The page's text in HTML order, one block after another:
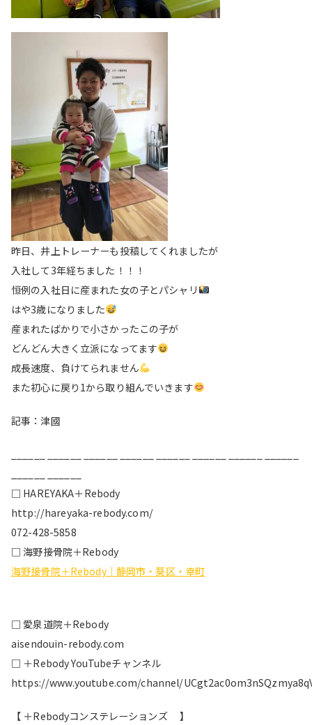
昨日、井上トレーナーも投稿してくれましたが
入社して3年経ちました！！！
恒例の入社日に産まれた女の子とパシャリ
はや3歳になりました
産まれたばかりで小さかったこの子が
どんどん大きく立派になってます
成長速度、負けてられません
また初心に戻り1から取り組んでいきます
記事：津國
□ HAREYAKA＋Rebody
http://hareyaka-rebody.com/
072-428-5858
□ 海野接骨院＋Rebody
海野接骨院＋Rebody｜静岡市・葵区・幸町
□ 愛泉道院＋Rebody
aisendouin-rebody.com
□ ＋Rebody YouTubeチャンネル
https://www.youtube.com/channel/
【 ＋Rebodyコンステレーションズ 】